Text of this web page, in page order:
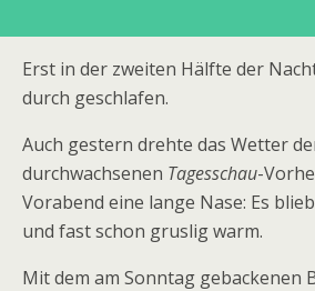
Erst in der zweiten Hälfte der
durch geschlafen.
Auch gestern drehte das Wetter
durchwachsenen Tagesschau-
Vorabend eine lange Nase: Es
und fast schon gruslig warm.
Mit dem am Sonntag gebackenen